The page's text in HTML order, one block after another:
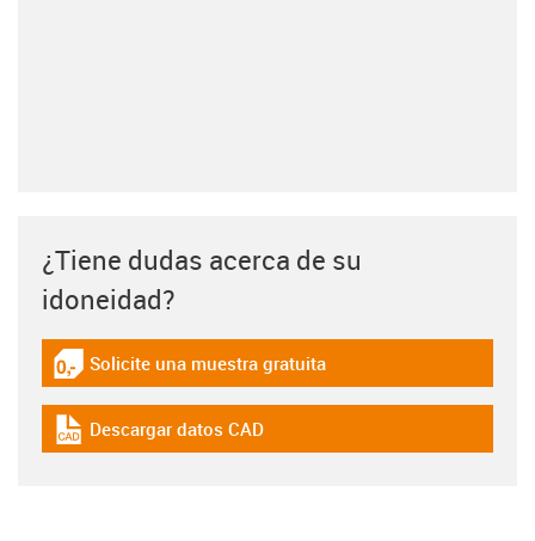
¿Tiene dudas acerca de su
idoneidad?
igus-icon-gratismuster
Solicite una muestra gratuita
igus-icon-cad-dateien
Descargar datos CAD